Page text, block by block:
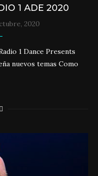
1 ADE 2020
2020
1 Dance Presents
nuevos temas Como